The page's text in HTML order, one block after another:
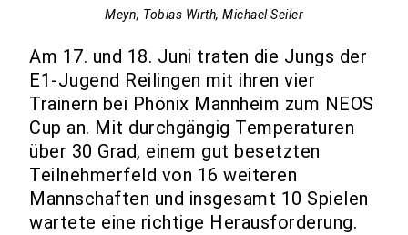
Meyn, Tobias Wirth, Michael Seiler
Am 17. und 18. Juni traten die Jungs der
E1-Jugend Reilingen mit ihren vier
Trainern bei Phönix Mannheim zum NEOS
Cup an. Mit durchgängig Temperaturen
über 30 Grad, einem gut besetzten
Teilnehmerfeld von 16 weiteren
Mannschaften und insgesamt 10 Spielen
wartete eine richtige Herausforderung.